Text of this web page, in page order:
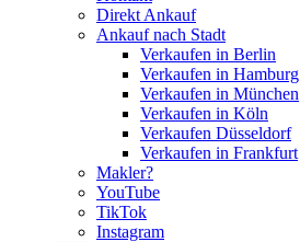
Direkt Ankauf
Ankauf nach Stadt
Verkaufen in Berlin
Verkaufen in Hamburg
Verkaufen in München
Verkaufen in Köln
Verkaufen Düsseldorf
Verkaufen in Frankfurt
Makler?
YouTube
TikTok
Instagram